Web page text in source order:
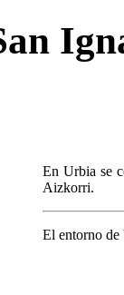
En Urbia se
Aizkorri.
El entorno de